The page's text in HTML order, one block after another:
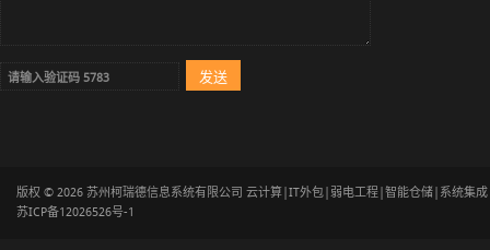
版权 © 2026 苏州柯瑞德信息系统有限公司 云计算|IT外包|弱电工程|智能仓储|系统集
苏ICP备12026526号-1